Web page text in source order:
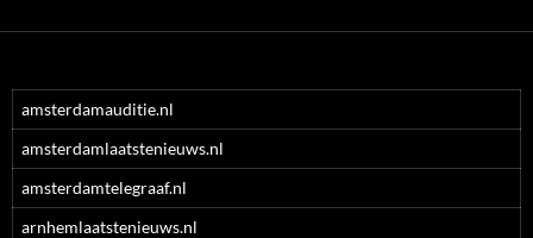
amsterdamauditie.nl
amsterdamlaatstenieuws.nl
amsterdamtelegraaf.nl
arnhemlaatstenieuws.nl